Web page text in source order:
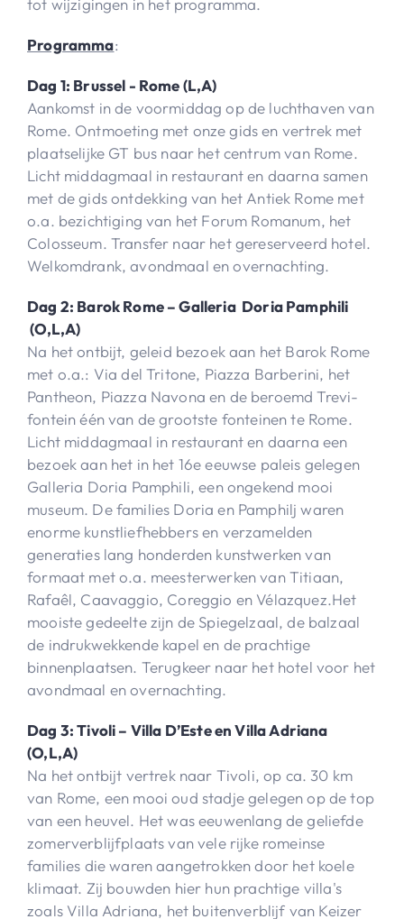
tot wijzigingen in het programma.
Programma:
Dag 1: Brussel - Rome (L,A)
Aankomst in de voormiddag op de luchthaven van
Rome. Ontmoeting met onze gids en vertrek met
plaatselijke GT bus naar het centrum van Rome.
Licht middagmaal in restaurant en daarna samen
met de gids ontdekking van het Antiek Rome met
o.a. bezichtiging van het Forum Romanum, het
Colosseum. Transfer naar het gereserveerd hotel.
Welkomdrank, avondmaal en overnachting.
Dag 2: Barok Rome – Galleria Doria Pamphili
(O,L,A)
Na het ontbijt, geleid bezoek aan het Barok Rome
met o.a.: Via del Tritone, Piazza Barberini, het
Pantheon, Piazza Navona en de beroemd Trevi-
fontein één van de grootste fonteinen te Rome.
Licht middagmaal in restaurant en daarna een
bezoek aan het in het 16e eeuwse paleis gelegen
Galleria Doria Pamphili, een ongekend mooi
museum. De families Doria en Pamphilj waren
enorme kunstliefhebbers en verzamelden
generaties lang honderden kunstwerken van
formaat met o.a. meesterwerken van Titiaan,
Rafaêl, Caavaggio, Coreggio en Vélazquez.Het
mooiste gedeelte zijn de Spiegelzaal, de balzaal
de indrukwekkende kapel en de prachtige
binnenplaatsen. Terugkeer naar het hotel voor het
avondmaal en overnachting.
Dag 3: Tivoli – Villa D’Este en Villa Adriana
(O,L,A)
Na het ontbijt vertrek naar Tivoli, op ca. 30 km
van Rome, een mooi oud stadje gelegen op de top
van een heuvel. Het was eeuwenlang de geliefde
zomerverblijfplaats van vele rijke romeinse
families die waren aangetrokken door het koele
klimaat. Zij bouwden hier hun prachtige villa's
zoals Villa Adriana, het buitenverblijf van Keizer